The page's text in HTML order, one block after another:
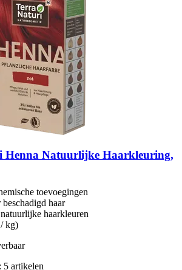
Henna Natuurlijke Haarkleuring,
toevoegingen
haar
haarkleuren
kg)
5 artikelen